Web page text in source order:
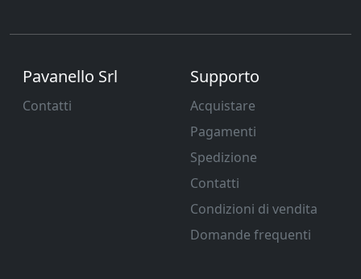
Pavanello Srl
Contatti
Supporto
Acquistare
Pagamenti
Spedizione
Contatti
Condizioni di vendita
Domande frequenti